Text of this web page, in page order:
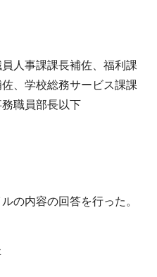
人事課課長補佐、福利課
、学校総務サービス課課
職員部長以下
の内容の回答を行った。